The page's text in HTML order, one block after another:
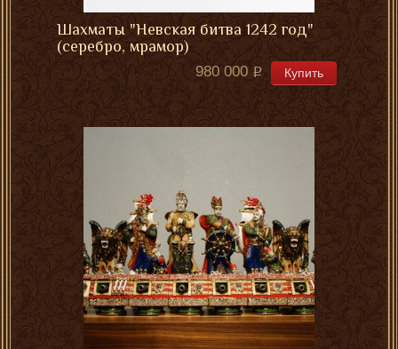
Шахматы "Невская битва 1242 год"
(серебро, мрамор)
980 000 Купить